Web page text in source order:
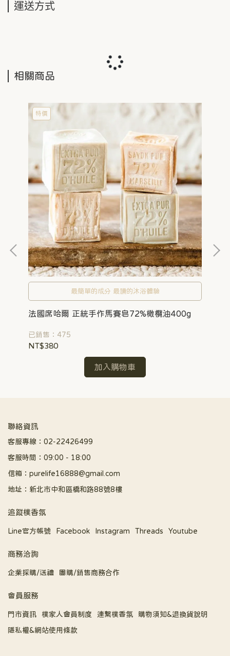
運送方式
相關商品
特價
最簡單的成分 最讚的沐浴體驗
法國席哈爾 正統手作馬賽皂72%橄欖油400g
已銷售：475
NT$380
加入購物車
聯絡資訊
客服專線：02-22426499
客服時間：09:00 - 18:00
信箱：purelife16888@gmail.com
地址：新北市中和區橋和路88號8樓
追蹤樸香氛
Line官方帳號 Facebook Instagram Threads Youtube
商務洽詢
企業採購/送禮 團購/銷售商務合作
會員服務
門市資訊 樸家人會員制度 連繫樸香氛
購物須知&退換貨說明
隱私權&網站使用條款